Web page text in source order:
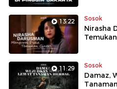
13:22 Sosok
Nirasha
11:29 Sosok
Damaz,